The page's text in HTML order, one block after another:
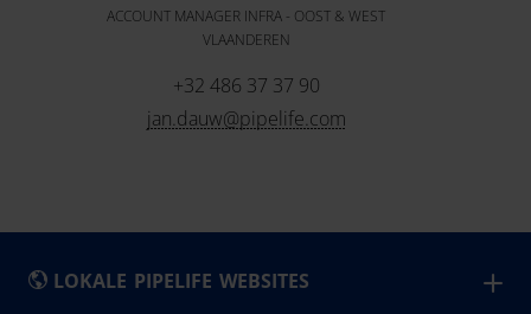
ACCOUNT MANAGER INFRA - OOST & WEST
VLAANDEREN
+32 486 37 37 90
jan.dauw@pipelife.com
LOKALE PIPELIFE WEBSITES